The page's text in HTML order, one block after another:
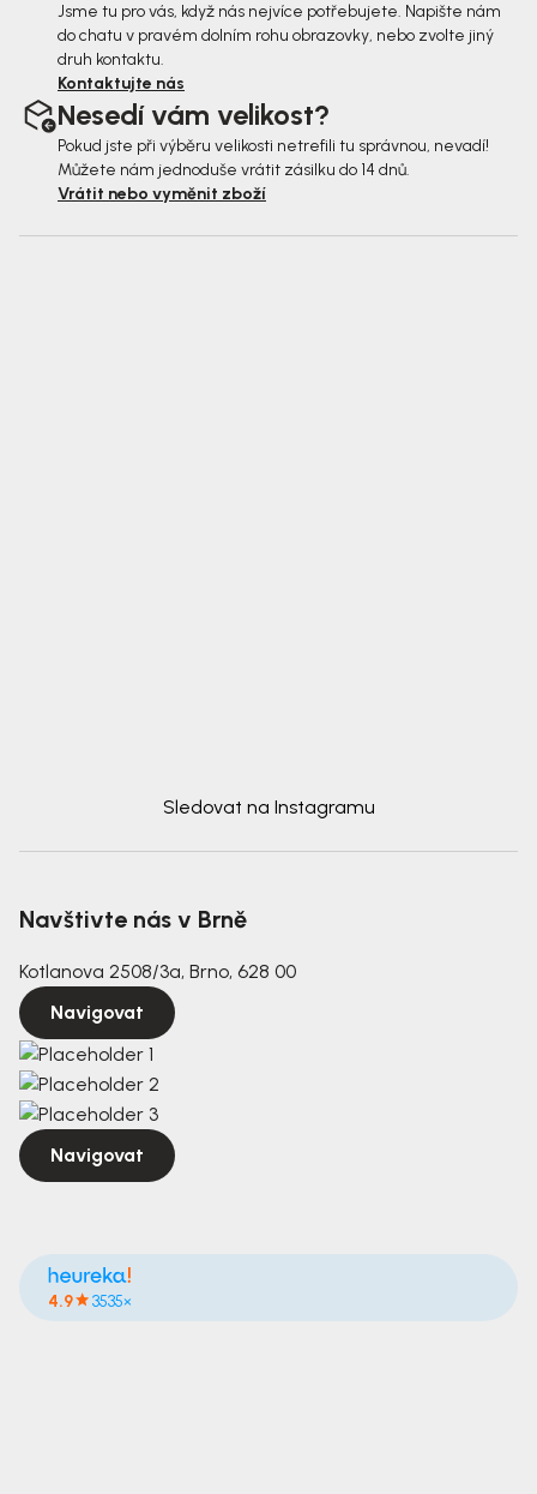
Jsme tu pro vás, když nás nejvíce potřebujete. Napište nám
do chatu v pravém dolním rohu obrazovky, nebo zvolte jiný
druh kontaktu.
Kontaktujte nás
Nesedí vám velikost?
Pokud jste při výběru velikosti netrefili tu správnou, nevadí!
Můžete nám jednoduše vrátit zásilku do 14 dnů.
Vrátit nebo vyměnit zboží
Sledovat na Instagramu
Navštivte nás v Brně
Kotlanova 2508/3a, Brno, 628 00
Navigovat
Navigovat
4.9 3535×